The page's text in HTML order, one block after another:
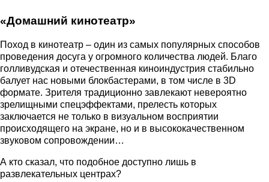
«Домашний кинотеатр»
Поход в кинотеатр – один из самых популярных способов
проведения досуга у огромного количества людей. Благо
голливудская и отечественная киноиндустрия стабильно
балует нас новыми блокбастерами, в том числе в 3D
формате. Зрителя традиционно завлекают невероятно
зрелищными спецэффектами, прелесть которых
заключается не только в визуальном восприятии
происходящего на экране, но и в высококачественном
звуковом сопровождении…
А кто сказал, что подобное доступно лишь в
развлекательных центрах?